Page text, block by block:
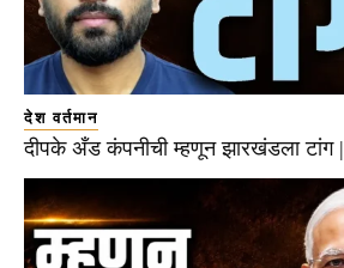
देश वर्तमान
दीपके अँड कंपनीची म्हणून झारखंडला टांग |